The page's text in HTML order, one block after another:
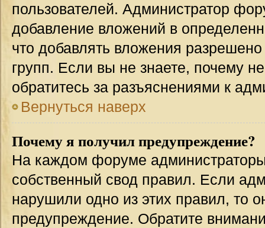
пользователей. Администратор
добавление вложений в
что добавлять вложения
групп. Если вы не знаете, почему
обратитесь за разъяснениями к
Вернуться наверх
Почему я получил предупреждение?
На каждом форуме
собственный свод правил. Если
нарушили одно из этих правил, то
предупреждение. Обратите